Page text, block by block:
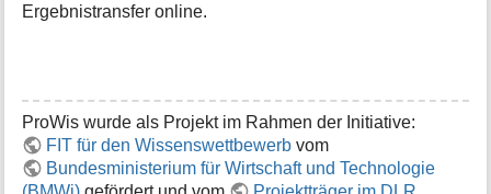
Ergebnistransfer online.
ProWis wurde als Projekt im Rahmen der Initiative:
FIT für den Wissenswettbewerb vom
Bundesministerium für Wirtschaft und Technologie